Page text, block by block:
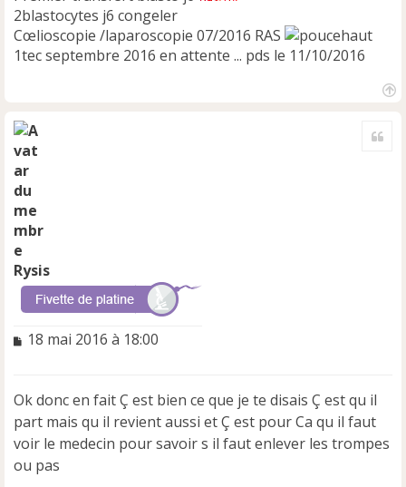
2blastocytes j6 congeler
Cœlioscopie /laparoscopie 07/2016 RAS
1tec septembre 2016 en attente ... pds le 11/10/2016
Rysis
M
s
a
g
e
n
o
18 mai 2016 à 18:00
Ok donc en fait Ç est bien ce que je te disais Ç est qu il
part mais qu il revient aussi et Ç est pour Ca qu il faut
voir le medecin pour savoir s il faut enlever les trompes
ou pas